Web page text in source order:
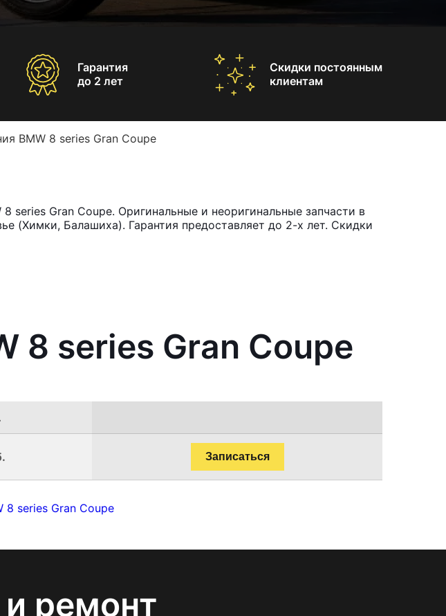
Гарантия
до 2 лет
Скидки постоянным
клиентам
BMW 8 series Gran Coupe
series Gran Coupe. Оригинальные и неоригинальные запчасти в
(Химки, Балашиха). Гарантия предоставляет до 2-х лет. Скидки
8 series Gran Coupe
Записаться
8 series Gran Coupe
ремонт